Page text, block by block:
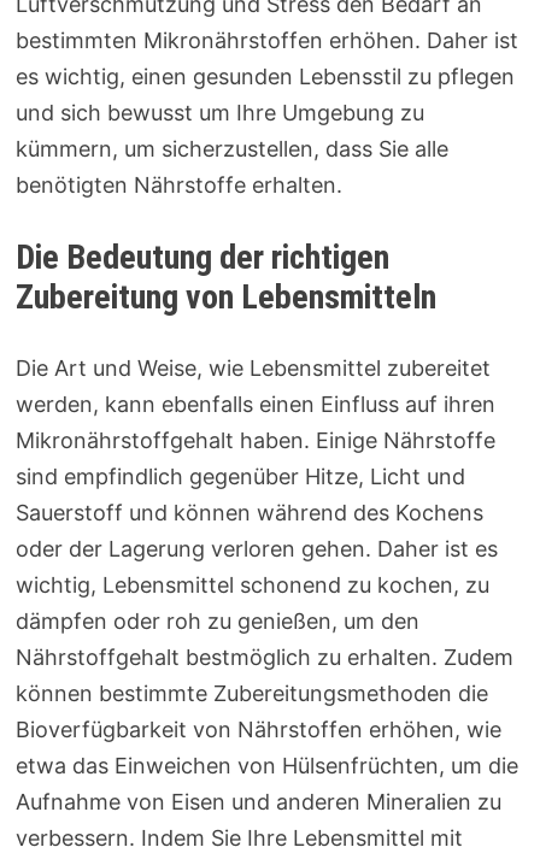
bestimmten Mikronährstoffen erhöhen. Daher ist
es wichtig, einen gesunden Lebensstil zu pflegen
und sich bewusst um Ihre Umgebung zu
kümmern, um sicherzustellen, dass Sie alle
benötigten Nährstoffe erhalten.
Die Bedeutung der richtigen
Zubereitung von Lebensmitteln
Die Art und Weise, wie Lebensmittel zubereitet
werden, kann ebenfalls einen Einfluss auf ihren
Mikronährstoffgehalt haben. Einige Nährstoffe
sind empfindlich gegenüber Hitze, Licht und
Sauerstoff und können während des Kochens
oder der Lagerung verloren gehen. Daher ist es
wichtig, Lebensmittel schonend zu kochen, zu
dämpfen oder roh zu genießen, um den
Nährstoffgehalt bestmöglich zu erhalten. Zudem
können bestimmte Zubereitungsmethoden die
Bioverfügbarkeit von Nährstoffen erhöhen, wie
etwa das Einweichen von Hülsenfrüchten, um die
Aufnahme von Eisen und anderen Mineralien zu
verbessern. Indem Sie Ihre Lebensmittel mit